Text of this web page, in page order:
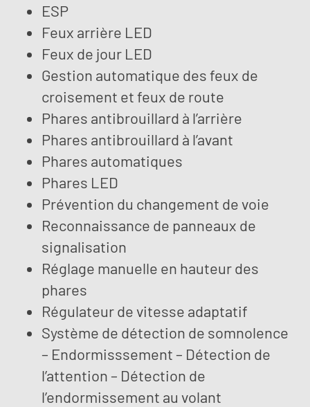
ESP
Feux arrière LED
Feux de jour LED
Gestion automatique des feux de
croisement et feux de route
Phares antibrouillard à l’arrière
Phares antibrouillard à l’avant
Phares automatiques
Phares LED
Prévention du changement de voie
Reconnaissance de panneaux de
signalisation
Réglage manuelle en hauteur des
phares
Régulateur de vitesse adaptatif
Système de détection de somnolence
– Endormisssement – Détection de
l’attention – Détection de
l’endormissement au volant